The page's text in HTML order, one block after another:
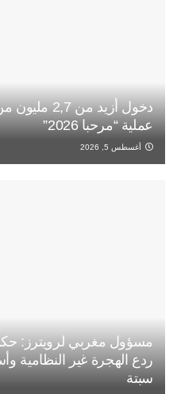
دخول أزيد من
عملية “مرحبا 2026”
أغسطس 5, 2026
مسؤول مغربي لرويترز:
ردع الهجرة غير النظامية
سبتة